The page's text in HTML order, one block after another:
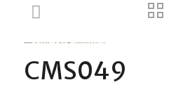
CMS049